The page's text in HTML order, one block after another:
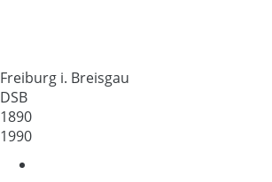
Freiburg i. Breisgau
DSB
1890
1990